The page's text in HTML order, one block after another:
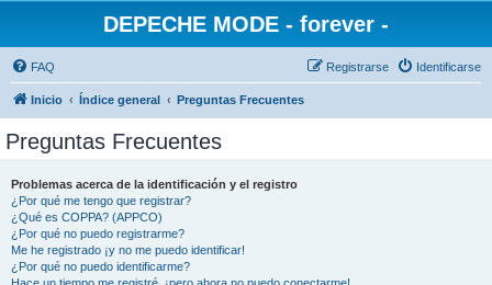
DEPECHE MODE - forever -
FAQ Identificarse
Registrarse
Inicio Índice general Preguntas Frecuentes
Preguntas Frecuentes
Problemas acerca de la identificación y el registro
¿Por qué me tengo que registrar?
¿Qué es COPPA? (APPCO)
¿Por qué no puedo registrarme?
Me he registrado ¡y no me puedo identificar!
¿Por qué no puedo identificarme?